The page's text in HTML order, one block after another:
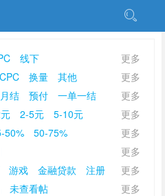
线下
更多
CPC 换量 其他
更多
月结 预付
一单一结
更多
2-5元
5-10元
更多
50%
50-75%
更多
更多
游戏 金融贷款
注册
保险
ETC开卡
更多
未查看帖
更多